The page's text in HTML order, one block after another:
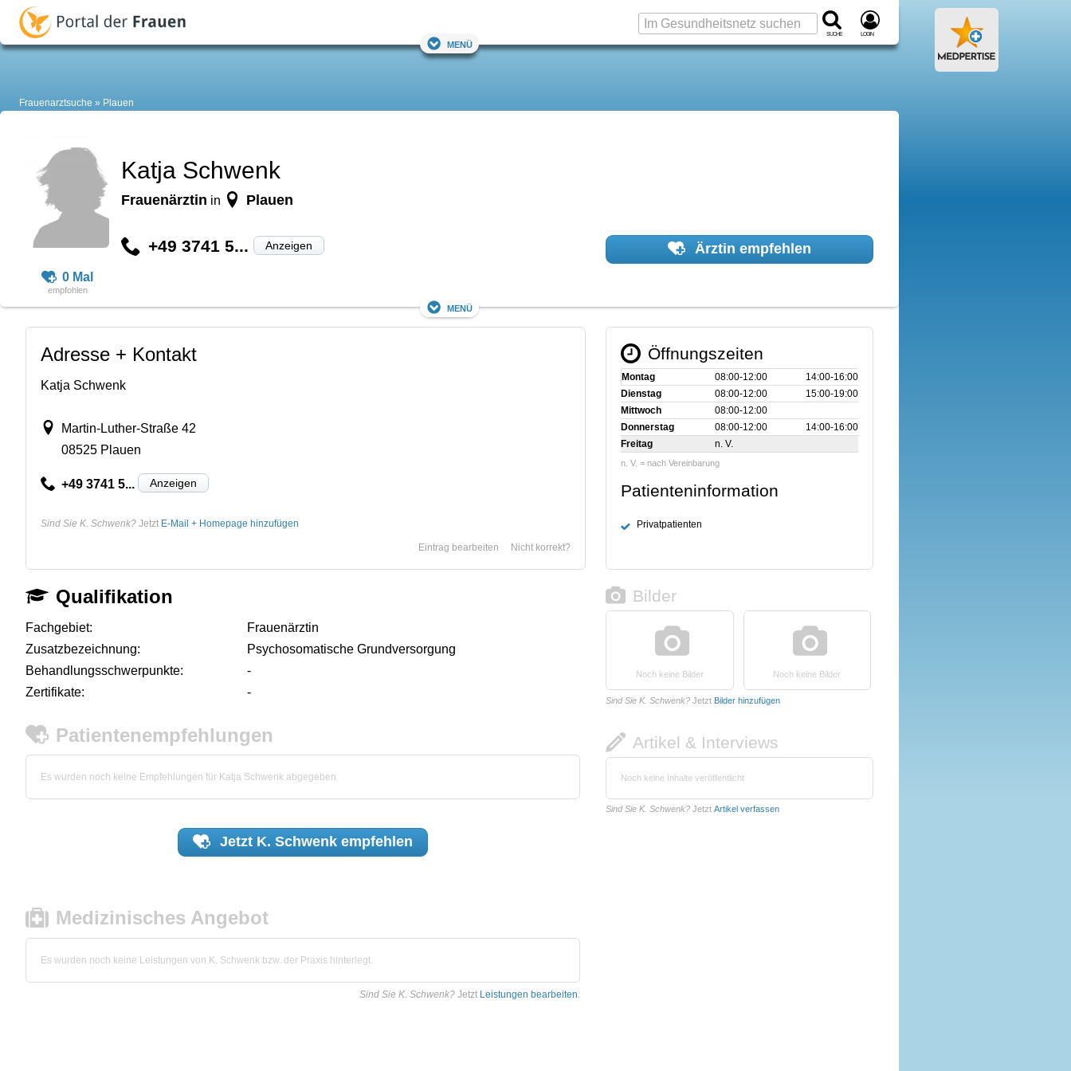
Suche Login
Menü
Frauenarztsuche Plauen
0 Mal
Katja Schwenk
Frauenärztin in Plauen
+49 3741 5... Anzeigen Ärztin empfehlen
Menü
Adresse + Kontakt
Katja Schwenk
Martin-Luther-Straße 42
08525 Plauen
+49 3741 5... Anzeigen
Sind Sie K. Schwenk? Jetzt E-Mail + Homepage hinzufügen
Nicht korrekt?
Eintrag bearbeiten
Öffnungszeiten
Montag 08:00‑12:00
14:00‑16:00
Dienstag
08:00‑12:00
15:00‑19:00
Mittwoch
08:00‑12:00
Donnerstag
08:00‑12:00
14:00‑16:00
Freitag
n. V.
n. V. = nach Vereinbarung
Patienteninformation
Privatpatienten
Qualifikation
Fachgebiet:
Frauenärztin
Zusatzbezeichnung:
Psychosomatische Grundversorgung
Behandlungsschwerpunkte:
-
Zertifikate:
-
Patientenempfehlungen
Es wurden noch keine Empfehlungen für Katja Schwenk abgegeben.
Jetzt K. Schwenkempfehlen
Medizinisches Angebot
Es wurden noch keine Leistungen von K. Schwenk bzw. der Praxis hinterlegt.
Sind Sie K. Schwenk? Jetzt Leistungen bearbeiten.
Bilder
Noch keine Bilder Noch keine Bilder
Sind Sie K. Schwenk? Jetzt Bilder hinzufügen
Artikel & Interviews
Noch keine Inhalte veröffentlicht
Sind Sie K. Schwenk? Jetzt Artikel verfassen